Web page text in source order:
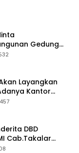
Gedung
Layangkan
Kantor
457
DBD
Cab.Takalar